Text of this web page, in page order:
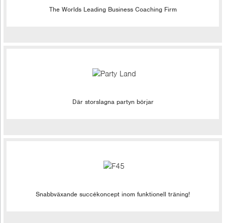
The Worlds Leading Business Coaching Firm
Där storslagna partyn börjar
Snabbväxande succékoncept inom funktionell träning!